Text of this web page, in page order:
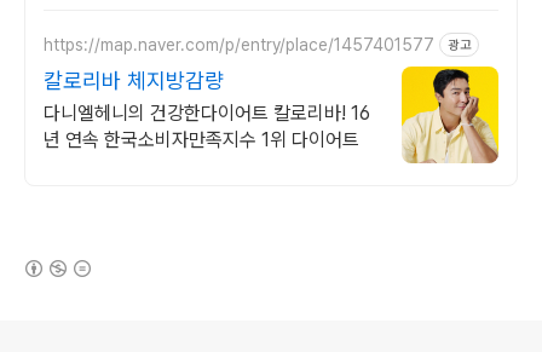
https://map.naver.com/p/entry/place/1457401577 광고
칼로리바 체지방감량
다니엘헤니의 건강한다이어트 칼로리바! 16
년 연속 한국소비자만족지수 1위 다이어트